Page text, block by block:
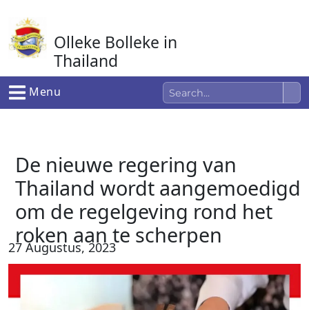
naar
de
inhoud
Olleke Bolleke in
Thailand
In Thailand
Menu
De nieuwe regering van
Thailand wordt aangemoedigd
om de regelgeving rond het
roken aan te scherpen
27 Augustus, 2023